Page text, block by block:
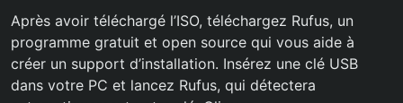
Après avoir téléchargé l’ISO, téléchargez Rufus, un
programme gratuit et open source qui vous aide à
créer un support d’installation. Insérez une clé USB
dans votre PC et lancez Rufus, qui détectera